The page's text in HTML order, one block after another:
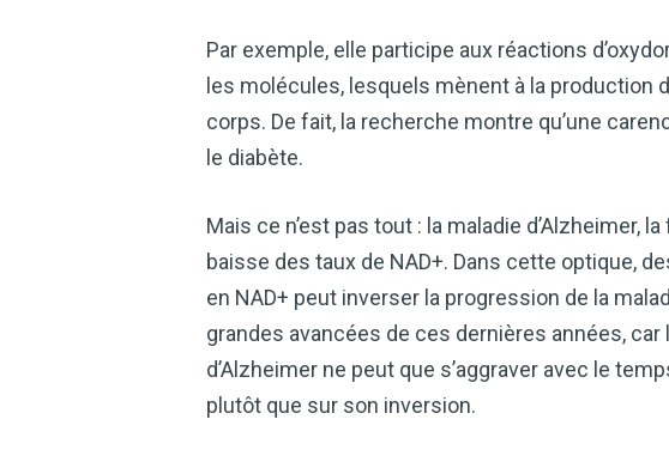
Par exemple, elle participe aux réactions
les molécules, lesquels mènent à la production
corps. De fait, la recherche montre qu’une
le diabète.
Mais ce n’est pas tout : la maladie
baisse des taux de NAD+. Dans cette optique,
en NAD+ peut inverser la progression de la
grandes avancées de ces dernières années,
d’Alzheimer ne peut que s’aggraver avec le
plutôt que sur son inversion.